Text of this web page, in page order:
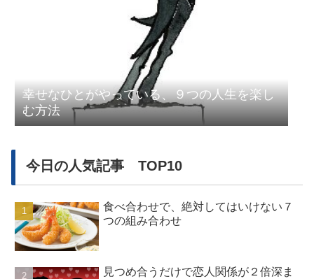
幸せなひとがやっている、９つの人生を楽し
む方法
今日の人気記事 TOP10
食べ合わせで、絶対してはいけない７
つの組み合わせ
見つめ合うだけで恋人関係が２倍深ま